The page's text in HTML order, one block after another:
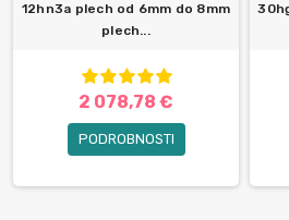
12hn3a plech od 6mm do 8mm
plech...
2 078,78 €
PODROBNOSTI